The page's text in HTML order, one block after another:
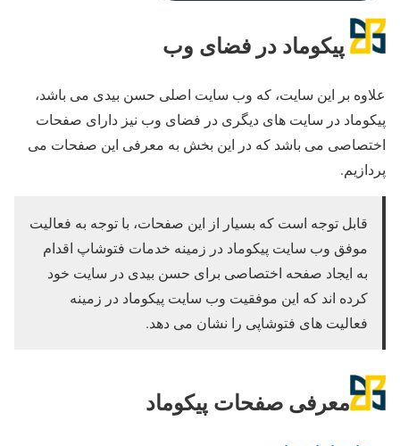
پیکوماد در فضای وب
علاوه بر این سایت، که وب سایت اصلی حسن بیدی می باشد،
پیکوماد در سایت های دیگری در فضای وب نیز دارای صفحات
اختصاصی می باشد که در این بخش به معرفی این صفحات می
پردازیم.
قابل توجه است که بسیار از این صفحات، با توجه به فعالیت
موفق وب سایت پیکوماد در زمینه خدمات فتوشاپ اقدام
به ایجاد صفحه اختصاصی برای حسن بیدی در سایت خود
کرده اند که این موفقیت وب سایت پیکوماد در زمینه
فعالیت های فتوشاپی را نشان می دهد.
معرفی صفحات پیکوماد